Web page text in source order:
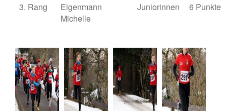
3. Rang
Eigenmann
Michelle
Juniorinnen 6 Punkte